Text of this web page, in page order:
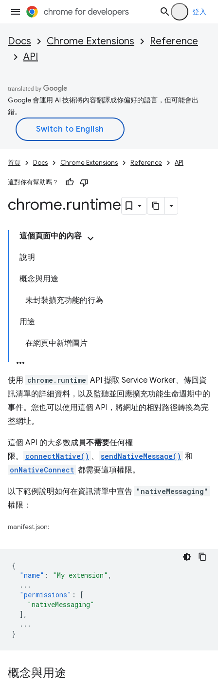
登入
Docs Chrome Extensions
Reference
API
Google 會運用 AI 技術將內容翻譯成你偏好的語言，但可能會出
錯。
首頁 Docs Chrome Extensions Reference API
這對你有幫助嗎？
chrome.runtime
這個頁面中的內容
說明
概念與用途
未封裝擴充功能的行為
用途
在網頁中新增圖片
使用 chrome.runtime API 擷取 Service Worker、傳回資
訊清單的詳細資料，以及監聽並回應擴充功能生命週期中的
事件。您也可以使用這個 API，將網址的相對路徑轉換為完
整網址。
這個 API 的大多數成員不需要任何權
限。
connectNative() 、 sendNativeMessage() 和
onNativeConnect 都需要這項權限。
以下範例說明如何在資訊清單中宣告 "nativeMessaging"
權限：
manifest.json:
{
"name" : "My extension" ,
...
"permissions" :
[
"nativeMessaging"
],
...
}
概念與用途